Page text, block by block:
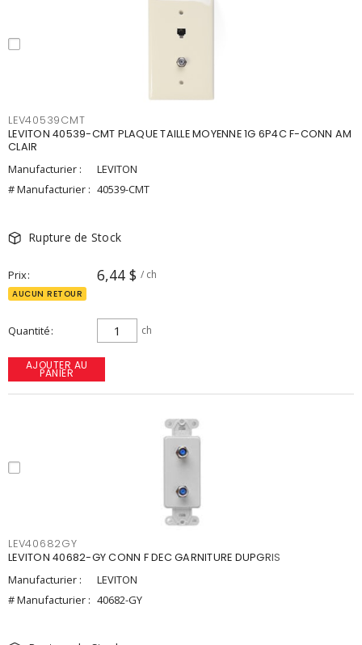
LEV40539CMT
LEVITON 40539-CMT PLAQUE TAILLE MOYENNE 1G 6P4C F-CONN AM
CLAIR
Manufacturier :
LEVITON
# Manufacturier : 40539-CMT
Rupture de Stock
Prix 6,44 $ / ch
AUCUN RETOUR
Quantité ch
AJOUTER AU
PANIER
LEV40682GY
LEVITON 40682-GY CONN F DEC GARNITURE DUPGRIS
Manufacturier :
LEVITON
# Manufacturier : 40682-GY